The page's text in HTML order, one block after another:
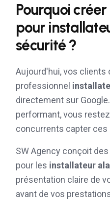
Pourquoi
pour
sécurité?
Aujourd'hui, vos clients
professionnel
directement sur
performant, vous
concurrents capter ces
SW Agency conçoit
pour les installateur
présentation claire de
avant de vos